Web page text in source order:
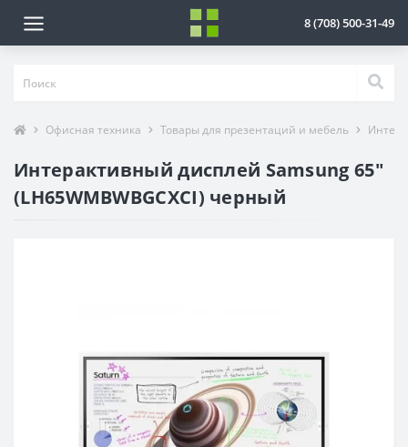
8 (708) 500-31-49
Офисная техника Товары для презентаций и мебель
Интерактивный дисплей Samsung 65"
(LH65WMBWBGCXCI) черный